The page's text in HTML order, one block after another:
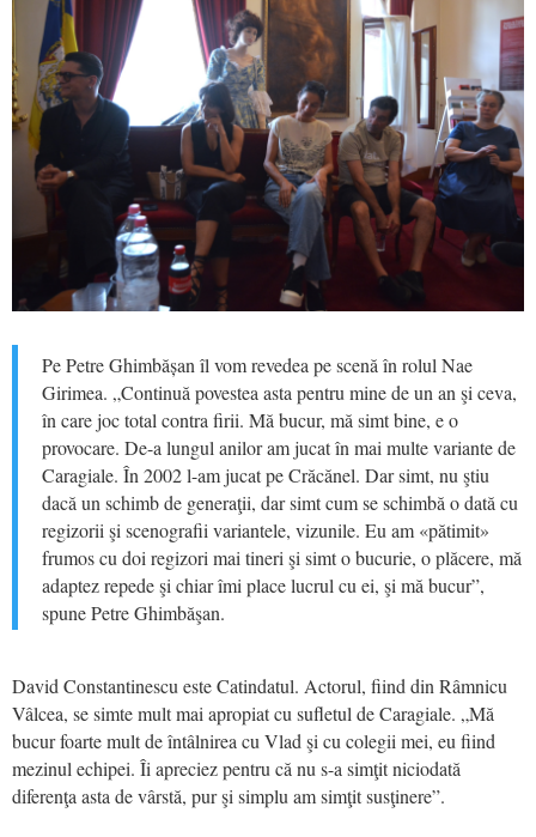
Pe Petre Ghimbășan îl vom revedea pe scenă în rolul Nae
Girimea. „Continuă povestea asta pentru mine de un an şi ceva,
în care joc total contra firii. Mă bucur, mă simt bine, e o
provocare. De-a lungul anilor am jucat în mai multe variante de
Caragiale. În 2002 l-am jucat pe Crăcănel. Dar simt, nu ştiu
dacă un schimb de generaţii, dar simt cum se schimbă o dată cu
regizorii şi scenografii variantele, vizunile. Eu am «pătimit»
frumos cu doi regizori mai tineri şi simt o bucurie, o plăcere, mă
adaptez repede şi chiar îmi place lucrul cu ei, şi mă bucur”,
spune Petre Ghimbăşan.
David Constantinescu este Catindatul. Actorul, fiind din Râmnicu
Vâlcea, se simte mult mai apropiat cu sufletul de Caragiale. „Mă
bucur foarte mult de întâlnirea cu Vlad şi cu colegii mei, eu fiind
mezinul echipei. Îi apreciez pentru că nu s-a simţit niciodată
diferenţa asta de vârstă, pur şi simplu am simţit susţinere”.